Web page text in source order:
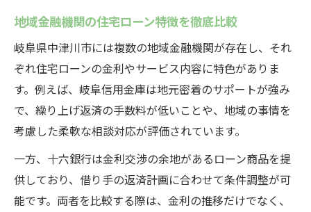
地域金融機関の住宅ローン特徴を徹底比較
岐阜県中津川市には複数の地域金融機関が存在し、それ
ぞれ住宅ローンの金利やサービス内容に特色がありま
す。例えば、岐阜信用金庫は地元密着のサポートが強み
で、繰り上げ返済の手数料が低いことや、地域の事情を
考慮した柔軟な相談対応が評価されています。
一方、十六銀行は金利交渉の余地があるローン商品を提
供しており、借り手の返済計画に合わせて条件調整が可
能です。両者を比較する際は、金利の推移だけでなく、